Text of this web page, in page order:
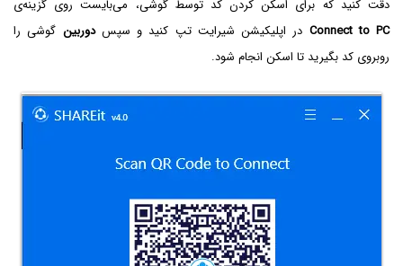
دقت کنید که برای اسکن کردن کد توسط گوشی، می‌بایست روی گزینه‌ی
Connect to PC در اپلیکیشن شیرایت تپ کنید و سپسدوربین گوشی را
روبروی کد بگیرید تا اسکن انجام شود.